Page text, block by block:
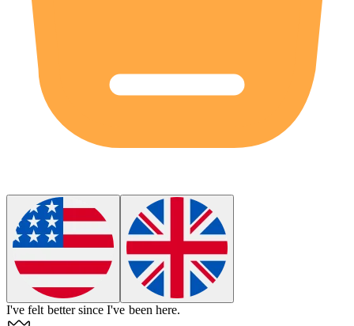
I've felt bettersince I've been here.